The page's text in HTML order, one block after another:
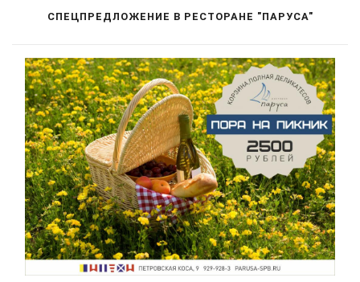
СПЕЦПРЕДЛОЖЕНИЕ В РЕСТОРАНЕ "ПАРУСА"